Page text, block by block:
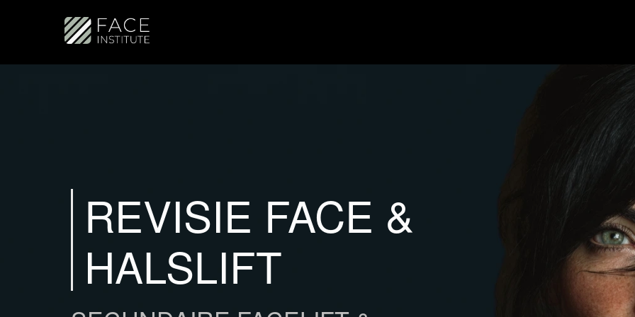
REVISIE FACE &
HALSLIFT